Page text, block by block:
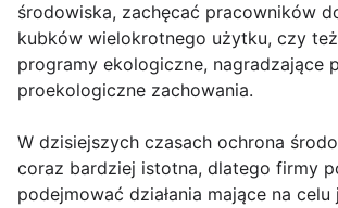
środowiska, zachęcać pracowników
kubków wielokrotnego użytku, czy
programy ekologiczne, nagradzające
proekologiczne zachowania.
W dzisiejszych czasach ochrona
coraz bardziej istotna, dlatego firmy
podejmować działania mające na celu